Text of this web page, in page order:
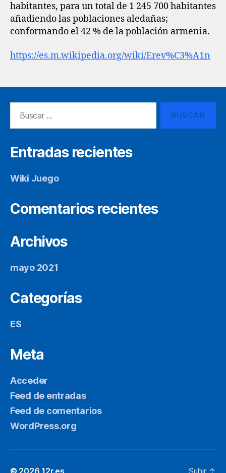
habitantes,​ para un total de 1 245 700 habitantes
añadiendo las poblaciones aledañas;​
conformando el 42 % de la población armenia.
https://es.m.wikipedia.org/wiki/Erev%C3%A1n
Entradas recientes
Wiki Juego
Comentarios recientes
Archivos
mayo 2021
Categorías
ES
Meta
Acceder
Feed de entradas
Feed de comentarios
WordPress.org
© 2026 12r.es Subir ↑